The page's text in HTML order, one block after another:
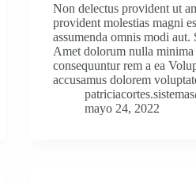
Non delectus provident ut
provident molestias magni
assumenda omnis modi aut.
Amet dolorum nulla
consequuntur rem a ea
accusamus dolorem
mayo 24, 2022